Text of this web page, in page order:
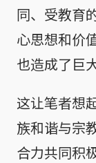
同、受教育
心思想和价
也造成了巨
这让笔者想
族和谐与宗
合力共同积